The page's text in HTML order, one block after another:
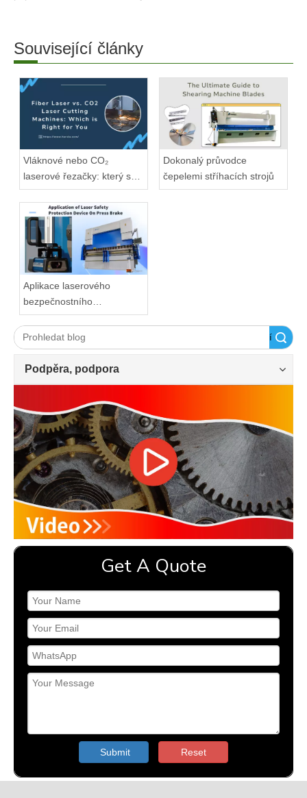
Související články
Vláknové nebo CO₂
laserové řezačky: který se
hodí?
Dokonalý průvodce
čepelemi stříhacích strojů
Aplikace laserového
bezpečnostního
ochranného zařízení na
ohraňovací lis
Vyhledávání
Podpěra, podpora
Get A Quote
Submit Reset